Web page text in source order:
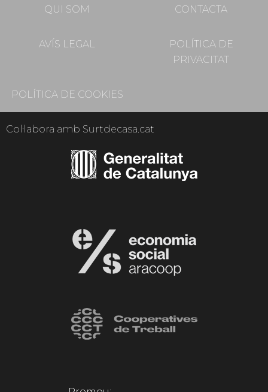
QUI SOM CONTACTA
AVÍS LEGAL
POLÍTICA DE
PRIVACITAT
POLÍTICA DE COOKIES
Col·labora amb Surtdecasa.cat